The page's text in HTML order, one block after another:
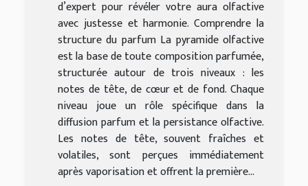
d’expert pour révéler votre aura olfactive
avec justesse et harmonie. Comprendre la
structure du parfum La pyramide olfactive
est la base de toute composition parfumée,
structurée autour de trois niveaux : les
notes de tête, de cœur et de fond. Chaque
niveau joue un rôle spécifique dans la
diffusion parfum et la persistance olfactive.
Les notes de tête, souvent fraîches et
volatiles, sont perçues immédiatement
après vaporisation et offrent la première...